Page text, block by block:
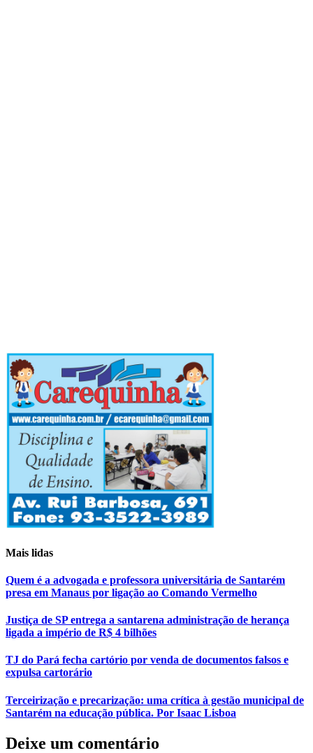
Mais lidas
Quem é a advogada e professora universitária de Santarém
presa em Manaus por ligação ao Comando Vermelho
Justiça de SP entrega a santarena administração de herança
ligada a império de R$ 4 bilhões
TJ do Pará fecha cartório por venda de documentos falsos e
expulsa cartorário
Terceirização e precarização: uma crítica à gestão municipal de
Santarém na educação pública. Por Isaac Lisboa
Deixe um comentário